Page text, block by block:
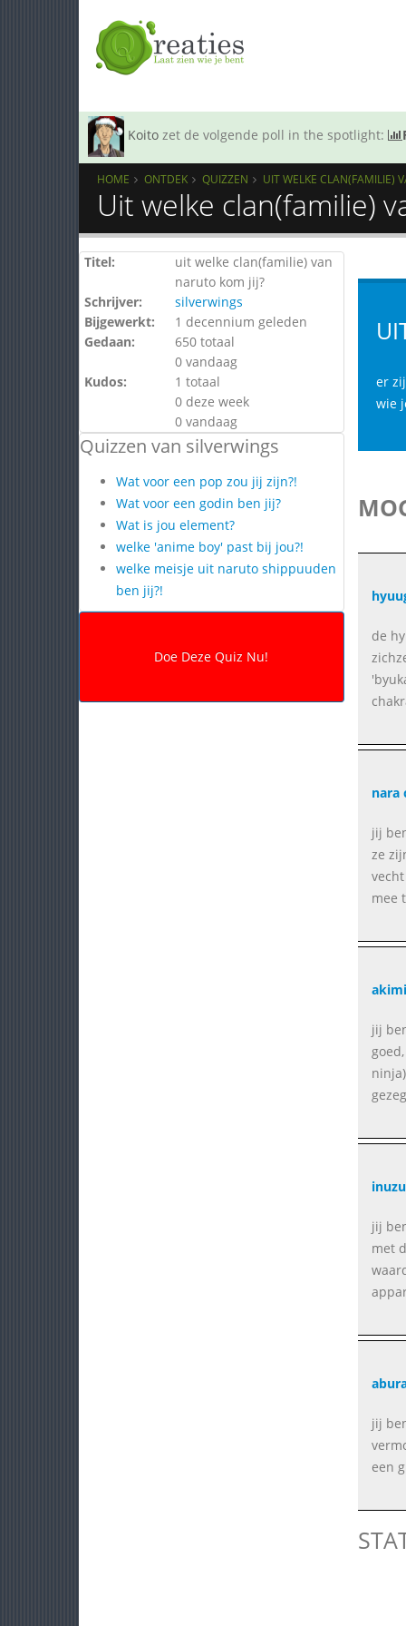
Koito zet de volgende poll in the spotlight:
HOME ONTDEK QUIZZEN UIT WELKE CLAN(FAMILIE)
Uit welke clan(familie)
Titel:
uit welke clan(familie) van
naruto kom jij?
Schrijver:
silverwings
Bijgewerkt:
1 decennium geleden
Gedaan:
650 totaal
0 vandaag
Kudos:
1 totaal
0 deze week
0 vandaag
Quizzen van silverwings
Wat voor een pop zou jij zijn?!
Wat voor een godin ben jij?
Wat is jou element?
welke 'anime boy' past bij jou?!
welke meisje uit naruto shippuuden
ben jij?!
er
wie
de
nara
jij
ze
mee
jij
jij
met
jij
een